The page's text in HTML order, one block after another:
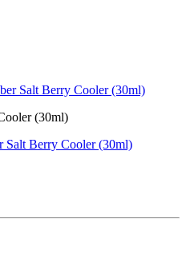
(30ml)
Salt Berry Cooler (30ml)